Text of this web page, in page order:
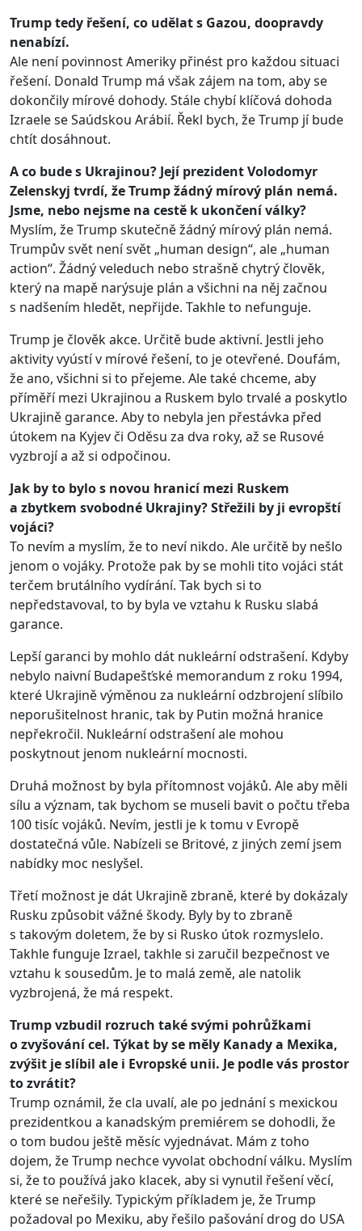
Trump tedy řešení, co udělat s Gazou, doopravdy
nenabízí.
Ale není povinnost Ameriky přinést pro každou situaci
řešení. Donald Trump má však zájem na tom, aby se
dokončily mírové dohody. Stále chybí klíčová dohoda
Izraele se Saúdskou Arábií. Řekl bych, že Trump jí bude
chtít dosáhnout.
A co bude s Ukrajinou? Její prezident Volodomyr
Zelenskyj tvrdí, že Trump žádný mírový plán nemá.
Jsme, nebo nejsme na cestě k ukončení války?
Myslím, že Trump skutečně žádný mírový plán nemá.
Trumpův svět není svět „human design“, ale „human
action“. Žádný veleduch nebo strašně chytrý člověk,
který na mapě narýsuje plán a všichni na něj začnou
s nadšením hledět, nepřijde. Takhle to nefunguje.
Trump je člověk akce. Určitě bude aktivní. Jestli jeho
aktivity vyústí v mírové řešení, to je otevřené. Doufám,
že ano, všichni si to přejeme. Ale také chceme, aby
příměří mezi Ukrajinou a Ruskem bylo trvalé a poskytlo
Ukrajině garance. Aby to nebyla jen přestávka před
útokem na Kyjev či Oděsu za dva roky, až se Rusové
vyzbrojí a až si odpočinou.
Jak by to bylo s novou hranicí mezi Ruskem
a zbytkem svobodné Ukrajiny? Střežili by ji evropští
vojáci?
To nevím a myslím, že to neví nikdo. Ale určitě by nešlo
jenom o vojáky. Protože pak by se mohli tito vojáci stát
terčem brutálního vydírání. Tak bych si to
nepředstavoval, to by byla ve vztahu k Rusku slabá
garance.
Lepší garanci by mohlo dát nukleární odstrašení. Kdyby
nebylo naivní Budapešťské memorandum z roku 1994,
které Ukrajině výměnou za nukleární odzbrojení slíbilo
neporušitelnost hranic, tak by Putin možná hranice
nepřekročil. Nukleární odstrašení ale mohou
poskytnout jenom nukleární mocnosti.
Druhá možnost by byla přítomnost vojáků. Ale aby měli
sílu a význam, tak bychom se museli bavit o počtu třeba
100 tisíc vojáků. Nevím, jestli je k tomu v Evropě
dostatečná vůle. Nabízeli se Britové, z jiných zemí jsem
nabídky moc neslyšel.
Třetí možnost je dát Ukrajině zbraně, které by dokázaly
Rusku způsobit vážné škody. Byly by to zbraně
s takovým doletem, že by si Rusko útok rozmyslelo.
Takhle funguje Izrael, takhle si zaručil bezpečnost ve
vztahu k sousedům. Je to malá země, ale natolik
vyzbrojená, že má respekt.
Trump vzbudil rozruch také svými pohrůžkami
o zvyšování cel. Týkat by se měly Kanady a Mexika,
zvýšit je slíbil ale i Evropské unii. Je podle vás prostor
to zvrátit?
Trump oznámil, že cla uvalí, ale po jednání s mexickou
prezidentkou a kanadským premiérem se dohodli, že
o tom budou ještě měsíc vyjednávat. Mám z toho
dojem, že Trump nechce vyvolat obchodní válku. Myslím
si, že to používá jako klacek, aby si vynutil řešení věcí,
které se neřešily. Typickým příkladem je, že Trump
požadoval po Mexiku, aby řešilo pašování drog do USA